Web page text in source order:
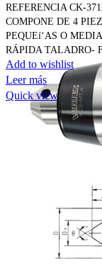
REFERENCIA CK-
COMPONE DE 4
PEQUEí‘AS O
RÁPIDA TALADRO-
Add to wishlist
Leer más
Quick view